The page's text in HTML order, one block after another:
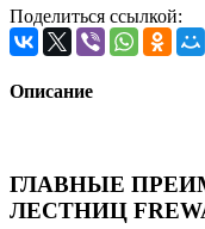
Поделиться ссылкой:
Описание
ГЛАВНЫЕ
ЛЕСТНИЦ FREWA